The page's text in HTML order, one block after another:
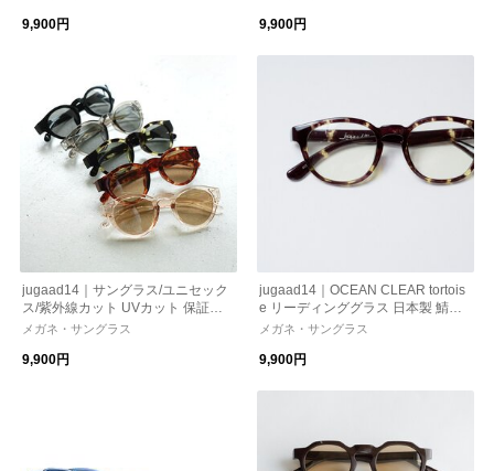
ト
9,900円 9,900円
jugaad14｜サングラス/ユニセック
ス/紫外線カット UVカット 保証書
付き 126500018
メガネ・サングラス
9,900円
jugaad14｜OCEAN CLEAR tortois
e リーディンググラス 日本製 鯖江
かけ心地 ストレスフリー 機能性
ギフト
メガネ・サングラス
9,900円